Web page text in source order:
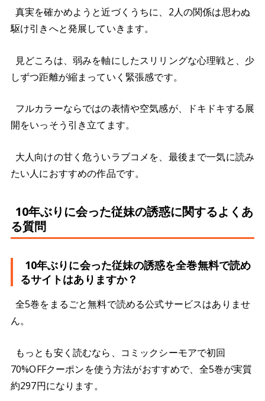
真実を確かめようと近づくうちに、2人の関係は思わぬ
駆け引きへと発展していきます。
見どころは、弱みを軸にしたスリリングな心理戦と、少
しずつ距離が縮まっていく緊張感です。
フルカラーならではの表情や空気感が、ドキドキする展
開をいっそう引き立てます。
大人向けの甘く危ういラブコメを、最後まで一気に読み
たい人におすすめの作品です。
10年ぶりに会った従妹の誘惑に関するよくあ
る質問
10年ぶりに会った従妹の誘惑を全巻無料で読め
るサイトはありますか？
全5巻をまるごと無料で読める公式サービスはありませ
ん。
もっとも安く読むなら、コミックシーモアで初回
70%OFFクーポンを使う方法がおすすめで、全5巻が実質
約297円になります。